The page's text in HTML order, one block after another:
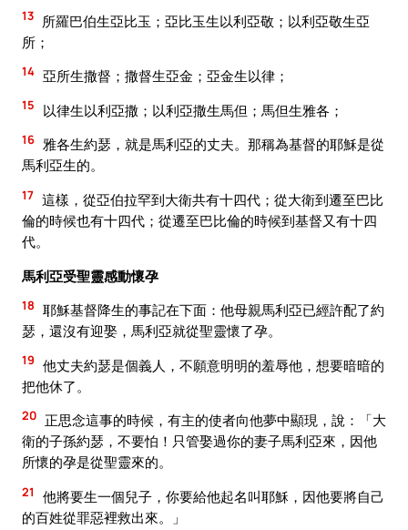
13
所羅巴伯生亞比玉；亞比玉生以利亞敬；以利亞敬生亞
所；
14 亞所生撒督；撒督生亞金；亞金生以律；
15 以律生以利亞撒；以利亞撒生馬但；馬但生雅各；
16 雅各生約瑟，就是馬利亞的丈夫。那稱為基督的耶穌是從
馬利亞生的。
17 這樣，從亞伯拉罕到大衛共有十四代；從大衛到遷至巴比
倫的時候也有十四代；從遷至巴比倫的時候到基督又有十四
代。
馬利亞受聖靈感動懷孕
18 耶穌基督降生的事記在下面：他母親馬利亞已經許配了約
瑟，還沒有迎娶，馬利亞就從聖靈懷了孕。
19 他丈夫約瑟是個義人，不願意明明的羞辱他，想要暗暗的
把他休了。
20 正思念這事的時候，有主的使者向他夢中顯現，說：「大
衛的子孫約瑟，不要怕！只管娶過你的妻子馬利亞來，因他
所懷的孕是從聖靈來的。
21
他將要生一個兒子，你要給他起名叫耶穌，因他要將自己
的百姓從罪惡裡救出來。」